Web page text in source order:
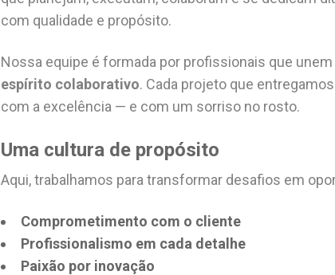
com qualidade e propósito.
Nossa equipe é formada por profissionais que unem
espírito colaborativo. Cada projeto que
com a excelência — e com um sorriso no rosto.
Uma cultura de propósito
Aqui, trabalhamos para transformar desafios em
Comprometimento com o cliente
Profissionalismo em cada detalhe
Paixão por inovação